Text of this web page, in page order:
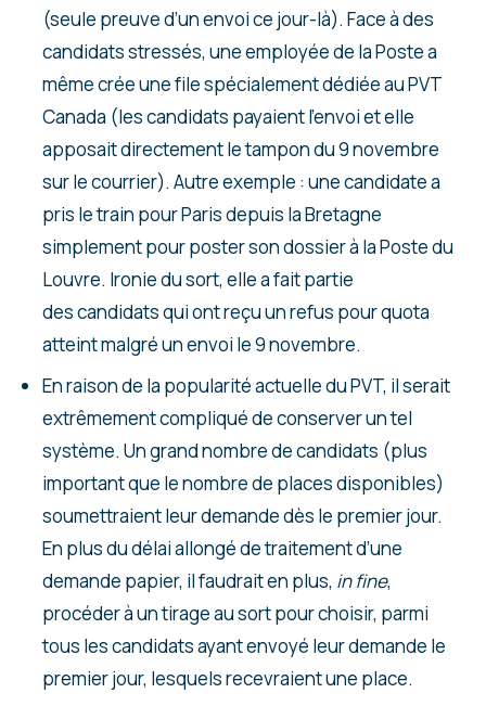
(seule preuve d’un envoi ce jour-là). Face à des
candidats stressés, une employée de la Poste a
même crée une file spécialement dédiée au PVT
Canada (les candidats payaient l’envoi et elle
apposait directement le tampon du 9 novembre
sur le courrier). Autre exemple : une candidate a
pris le train pour Paris depuis la Bretagne
simplement pour poster son dossier à la Poste du
Louvre. Ironie du sort, elle a fait partie
des candidats qui ont reçu un refus pour quota
atteint malgré un envoi le 9 novembre.
En raison de la popularité actuelle du PVT, il serait
extrêmement compliqué de conserver un tel
système. Un grand nombre de candidats (plus
important que le nombre de places disponibles)
soumettraient leur demande dès le premier jour.
En plus du délai allongé de traitement d’une
demande papier, il faudrait en plus, in fine,
procéder à un tirage au sort pour choisir, parmi
tous les candidats ayant envoyé leur demande le
premier jour, lesquels recevraient une place.